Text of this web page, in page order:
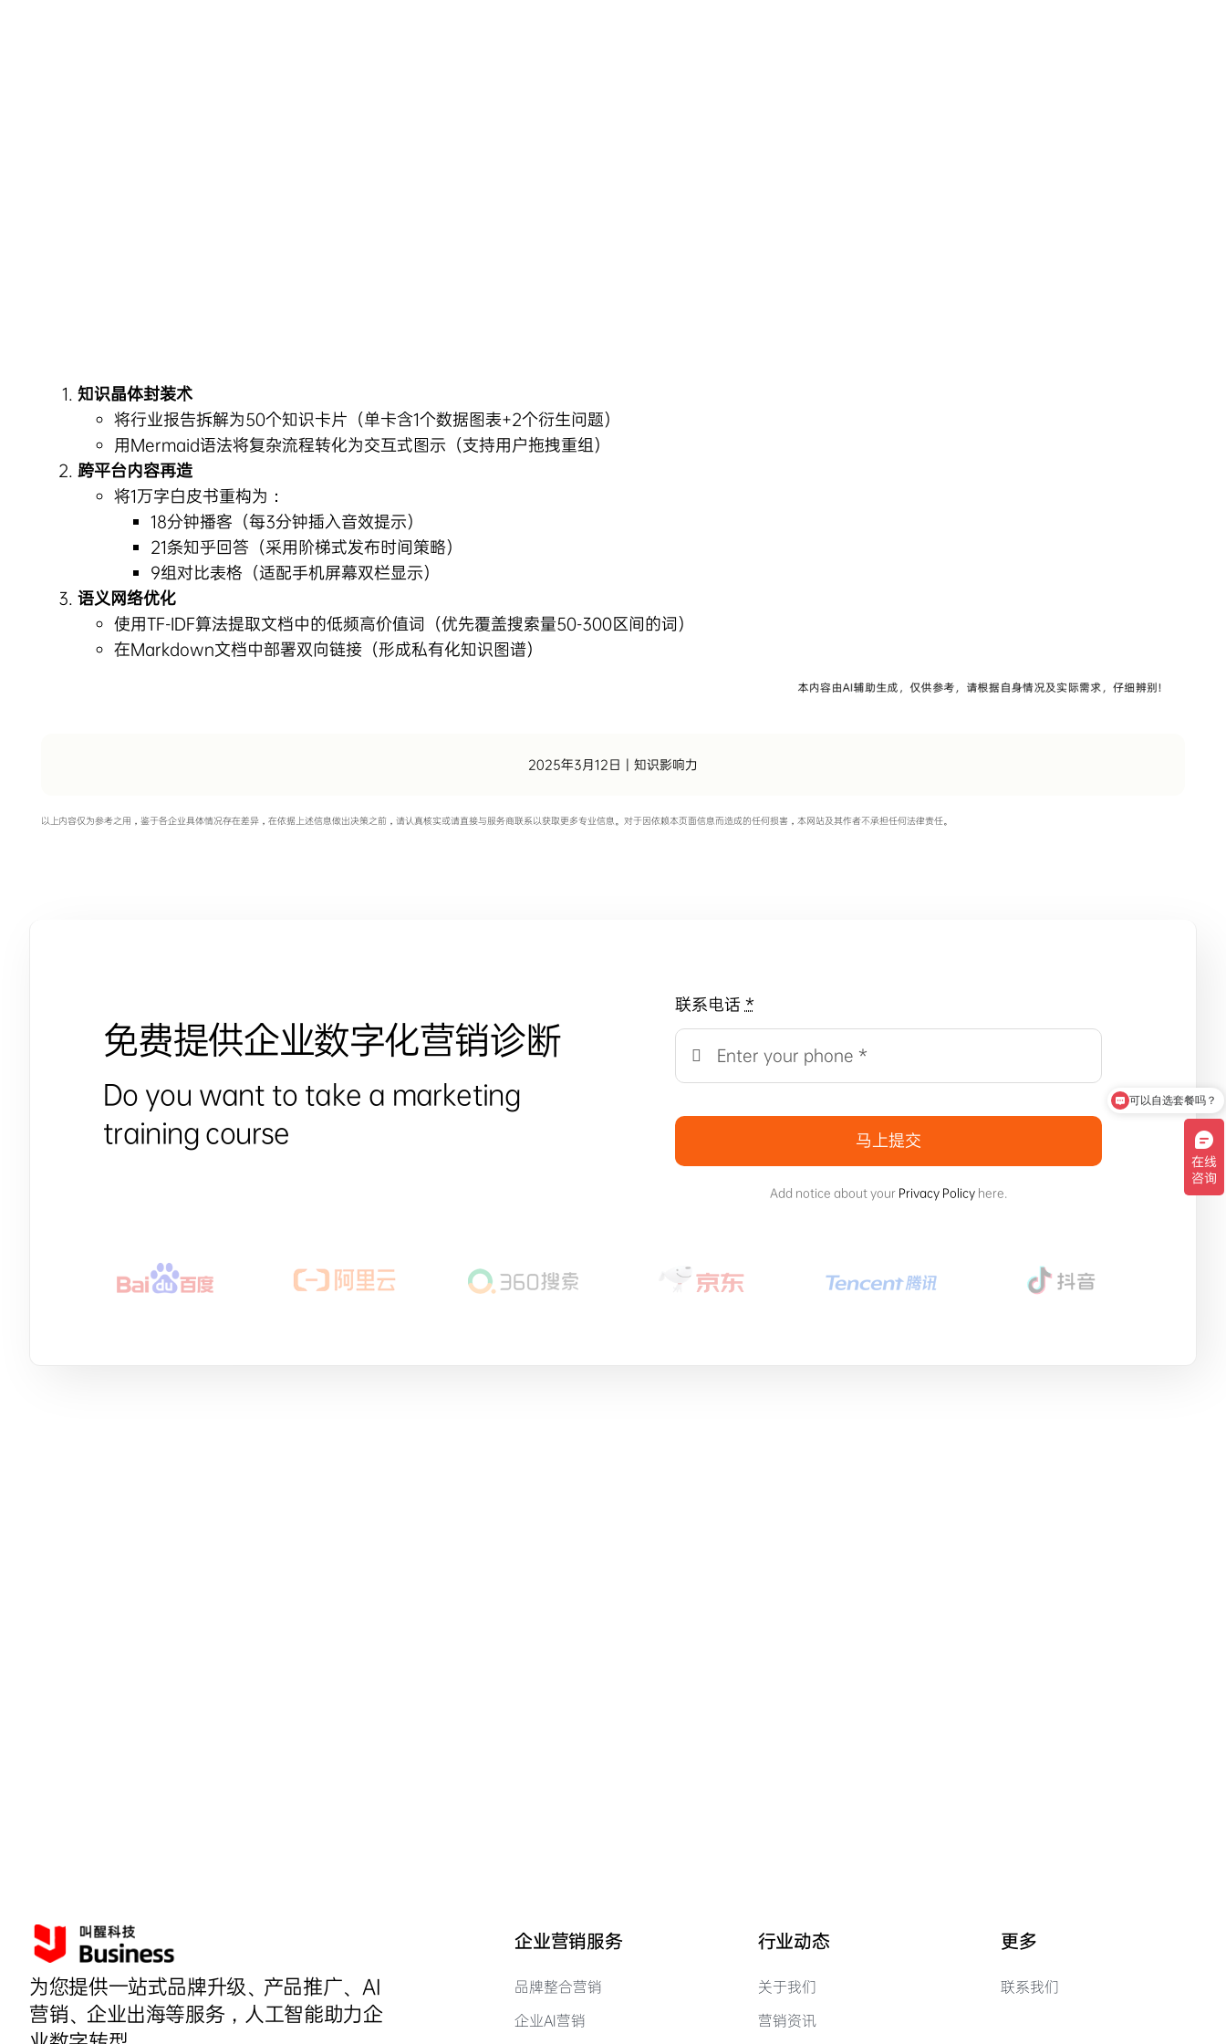
知识晶体封装术
将行业报告拆解为50个知识卡片（单卡含1个数据图表+2个衍生问题）
用Mermaid语法将复杂流程转化为交互式图示（支持用户拖拽重组）
跨平台内容再造
将1万字白皮书重构为：
18分钟播客（每3分钟插入音效提示）
21条知乎回答（采用阶梯式发布时间策略）
9组对比表格（适配手机屏幕双栏显示）
语义网络优化
使用TF-IDF算法提取文档中的低频高价值词（优先覆盖搜索量50-300区间的词）
在Markdown文档中部署双向链接（形成私有化知识图谱）
2025年3月12日 知识影响力
以上内容仅为参考之用，鉴于各企业具体情况存在差异，在依据上述信息做出决策之前，请认真核实或请直接与服务商联系以获取更多专业信息。对于因依赖本页面信息而造成的任何损害，本网站及其作者不承担任何法律责任。
免费提供企业数字化营销诊断
Do you want to take a marketing
training course
联系电话*
马上提交
Add notice about your Privacy Policyhere.
为您提供一站式品牌升级、产品推广、AI
营销、企业出海等服务，人工智能助力企
企业营销服务
品牌整合营销
企业AI营销
行业动态
关于我们
营销资讯
更多
联系我们
可以自选套餐吗？